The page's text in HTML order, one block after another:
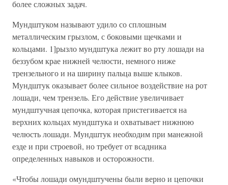
более сложных задач.
Мундштуком называют удило со сплошным
металлическим грызлом, с боковыми щечками и
кольцами. 1]рызло мундштука лежит во рту лошади на
беззубом крае нижней челюсти, немного ниже
трензельного и на ширину пальца выше клыков.
Мундштук оказывает более сильное воздействие на рот
лошади, чем трензель. Его действие увеличивает
мундштучная цепочка, которая пристегивается на
верхних кольцах мундштука и охватывает нижнюю
челюсть лошади. Мундштук необходим при манежной
езде и при строевой, но требует от всадника
определенных навыков и осторожности.
«Чтобы лошади омундштучены были верно и цепочки